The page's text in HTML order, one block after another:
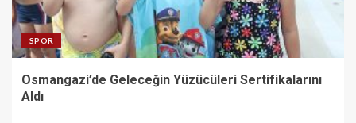
SPOR
Osmangazi’de Geleceğin Yüzücüleri Sertifikalarını
Aldı